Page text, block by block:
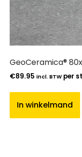
GeoCeramica®
€89.95 incl. BTW per
In winkelmand